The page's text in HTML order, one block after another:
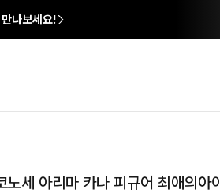
나보세요!
노세 아리마 카나 피규어 최애의아이